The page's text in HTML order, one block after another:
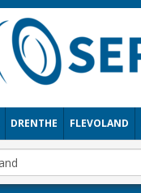
DRENTHE FLEVOLAND